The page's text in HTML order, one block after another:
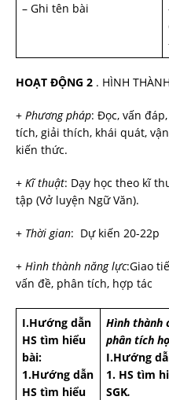
– Ghi tên bài
HOẠT ĐỘNG 2 . HÌNH
+ Ph­ương pháp: Đọc, vấn
tích, giải thích, khái quát,
kiến thức.
+ Kĩ thuật: Dạy học theo kĩ
tập (Vở luyện Ngữ Văn).
+ Thời gian: Dự kiến 20-22p
+ Hình thành năng lực:Giao
vấn đề, phân tích, hợp tác
I.Hư­­ớng dẫn
HS tìm hiểu
bài:
1.Hư­­ớng dẫn
HS tìm hiểu
Hình thành
phân tích
I.Hư­­ớng
1. HS tìm
SGK.